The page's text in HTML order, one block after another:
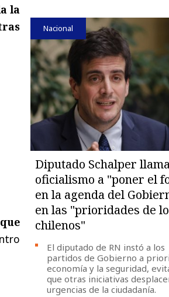
la
Nacional
Diputado Schalper
oficialismo a "poner el
en la agenda del
en las "prioridades de
chilenos"
El diputado de RN instó a los
partidos de Gobierno a
economía y la seguridad,
que otras iniciativas
urgencias de la ciudadanía.